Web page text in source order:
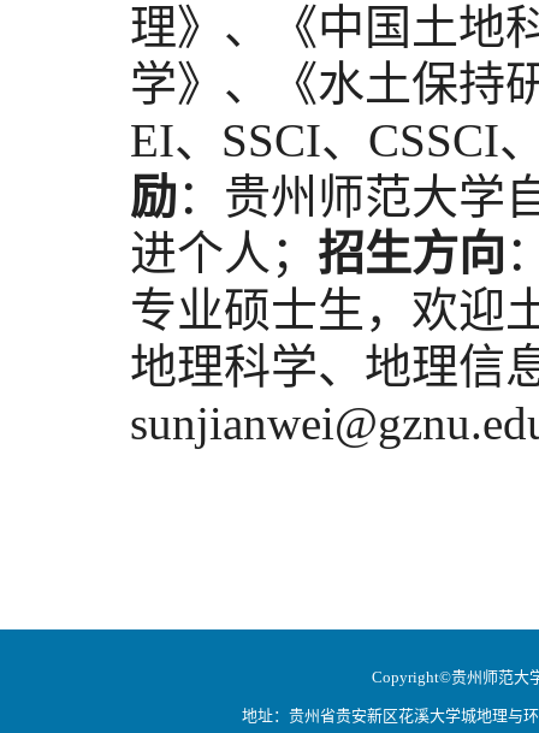
理》、《中国土地
学》、《水土保持
EI、SSCI、CSSCI
励：贵州师范大学
进个人； 招生方向
专业硕士生，欢迎
地理科学、地理信
Copyright©贵州师范大
地址：贵州省贵安新区花溪大学城地理与